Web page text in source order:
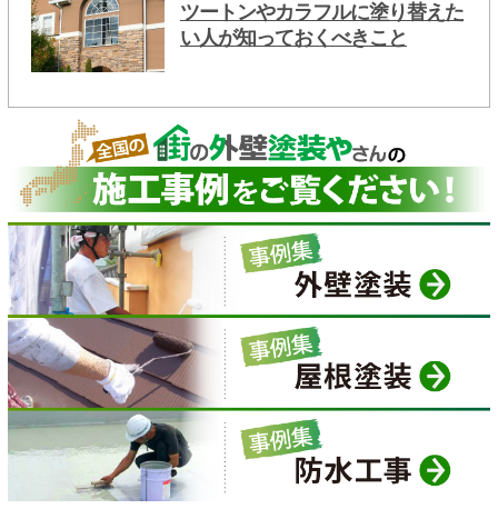
ツートンやカラフルに塗り替えた
い人が知っておくべきこと